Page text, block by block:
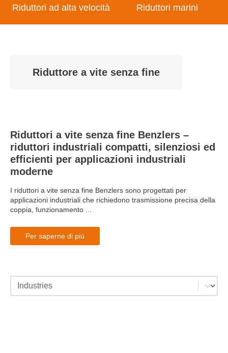
Riduttori ad alta velocità Riduttori marini
Riduttore a vite senza fine
Riduttori a vite senza fine Benzlers –
riduttori industriali compatti, silenziosi ed
efficienti per applicazioni industriali
moderne
I riduttori a vite senza fine Benzlers sono progettati per
applicazioni industriali che richiedono trasmissione precisa della
coppia, funzionamento ...
Per saperne di più
industries category facet - mobile